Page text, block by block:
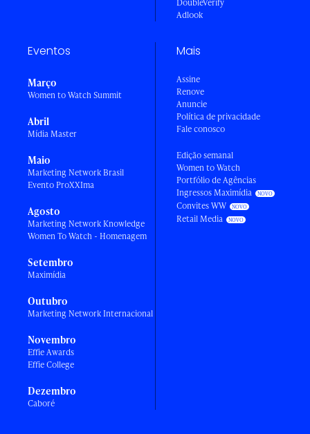
DoubleVerify
Adlook
Eventos
Março
Women to Watch Summit
Abril
Mídia Master
Maio
Marketing Network Brasil
Evento ProXXIma
Agosto
Marketing Network Knowledge
Women To Watch - Homenagem
Setembro
Maximídia
Outubro
Marketing Network Internacional
Novembro
Effie Awards
Effie College
Dezembro
Caboré
Mais
Assine
Renove
Anuncie
Política de privacidade
Fale conosco
Edição semanal
Women to Watch
Portfólio de Agências
Ingressos Maximídia
Convites WW
Retail Media